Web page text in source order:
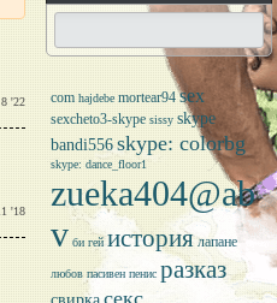
'22
'18
com hajdebe mortear94 sex
sexcheto3-skype sissy skype
bandi556 skype: colorbg
skype: dance_floor1
zueka404@ab
v би гей история лапане
любов пасивен пенис разказ
секс